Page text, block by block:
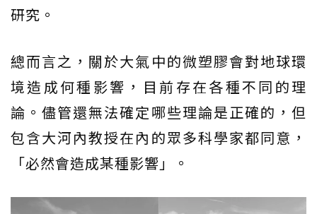
研究。
總而言之，關於大氣中的微塑膠會對地球環
境造成何種影響，目前存在各種不同的理
論。儘管還無法確定哪些理論是正確的，但
包含大河內教授在內的眾多科學家都同意，
「必然會造成某種影響」。